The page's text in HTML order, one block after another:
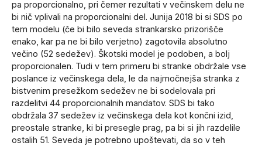
pa proporcionalno, pri čemer rezultati v večinskem delu ne
bi nič vplivali na proporcionalni del. Junija 2018 bi si SDS po
tem modelu (če bi bilo seveda strankarsko prizorišče
enako, kar pa ne bi bilo verjetno) zagotovila absolutno
večino (52 sedežev). Škotski model je podoben, a bolj
proporcionalen. Tudi v tem primeru bi stranke obdržale vse
poslance iz večinskega dela, le da najmočnejša stranka z
bistvenim presežkom sedežev ne bi sodelovala pri
razdelitvi 44 proporcionalnih mandatov. SDS bi tako
obdržala 37 sedežev iz večinskega dela kot končni izid,
preostale stranke, ki bi presegle prag, pa bi si jih razdelile
ostalih 51. Seveda je potrebno upoštevati, da so v teh